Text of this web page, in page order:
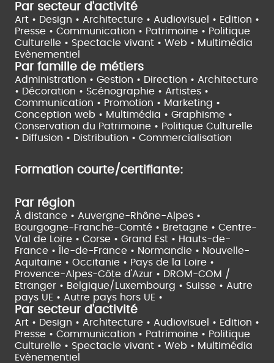
Par secteur d'activité
Art • Design • Architecture • Audiovisuel • Edition •
Presse • Communication • Patrimoine • Politique
Culturelle • Spectacle vivant • Web • Multimédia
Evènementiel
Par famille de métiers
Administration • Gestion • Direction • Architecture
• Décoration • Scénographie • Artistes •
Communication • Promotion • Marketing •
Conception web • Multimédia • Graphisme •
Conservation du Patrimoine • Politique Culturelle
• Diffusion • Distribution • Commercialisation
Formation courte/certifiante:
Par région
À distance • Auvergne-Rhône-Alpes •
Bourgogne-Franche-Comté • Bretagne • Centre-
Val de Loire • Corse • Grand Est • Hauts-de-
France •
Île-de-France • Normandie • Nouvelle-
Aquitaine • Occitanie • Pays de la Loire •
Provence-Alpes-Côte d'Azur • DROM-COM /
Etranger • Belgique/Luxembourg • Suisse • Autre
pays UE • Autre pays hors UE •
Par secteur d'activité
Art • Design • Architecture • Audiovisuel • Edition •
Presse • Communication • Patrimoine • Politique
Culturelle • Spectacle vivant • Web • Multimédia
Evènementiel